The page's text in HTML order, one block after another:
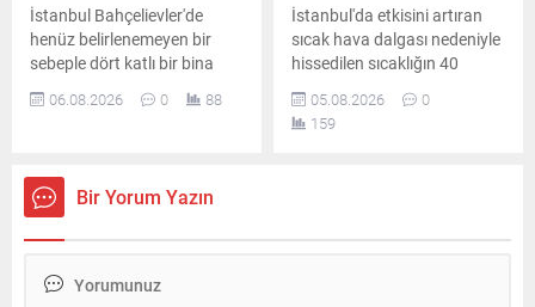
İstanbul Bahçelievler'de
henüz belirlenemeyen bir
sebeple dört katlı bir bina
büyük bir gürültüyle yıkıldı.
Şans eseri daha önceden
güvenlik önlemleri alındı.
06.08.2026 0 88
İstanbul'da etkisini artıran
sıcak hava dalgası nedeniyle
hissedilen sıcaklığın 40
dereceye yaklaşması
bekleniyor. Gece saatlerinde
ise yüksek nem vatandaşları
05.08.2026
0
159
Bir Yorum Yazın